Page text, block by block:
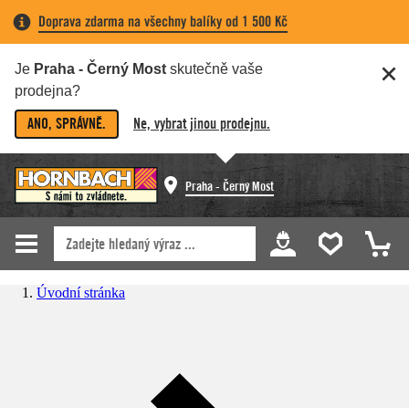
Doprava zdarma na všechny balíky od 1 500 Kč
Je Praha - Černý Most skutečně vaše
prodejna?
ANO, SPRÁVNĚ. Ne, vybrat jinou prodejnu.
Praha - Černý Most
Úvodní stránka